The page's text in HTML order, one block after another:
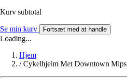
Kurv subtotal
Se min kurv Fortsæt med at handle
Loading...
Hjem
/ Cykelhjelm Met Downtown Mips